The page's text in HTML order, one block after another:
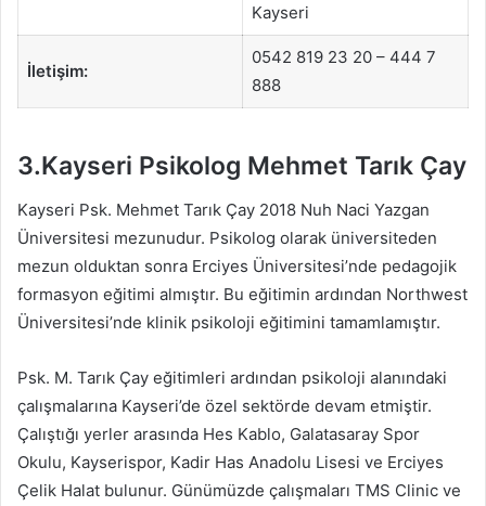
Kayseri
İletişim:
0542 819 23 20 – 444 7
888
3.Kayseri Psikolog Mehmet Tarık Çay
Kayseri Psk. Mehmet Tarık Çay 2018 Nuh Naci Yazgan
Üniversitesi mezunudur. Psikolog olarak üniversiteden
mezun olduktan sonra Erciyes Üniversitesi’nde pedagojik
formasyon eğitimi almıştır. Bu eğitimin ardından Northwest
Üniversitesi’nde klinik psikoloji eğitimini tamamlamıştır.
Psk. M. Tarık Çay eğitimleri ardından psikoloji alanındaki
çalışmalarına Kayseri’de özel sektörde devam etmiştir.
Çalıştığı yerler arasında Hes Kablo, Galatasaray Spor
Okulu, Kayserispor, Kadir Has Anadolu Lisesi ve Erciyes
Çelik Halat bulunur. Günümüzde çalışmaları TMS Clinic ve